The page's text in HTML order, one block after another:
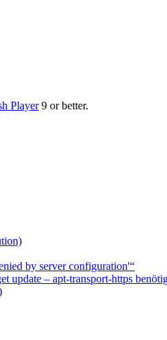
Player9 or better.
by server configuration'“
update – apt-transport-https